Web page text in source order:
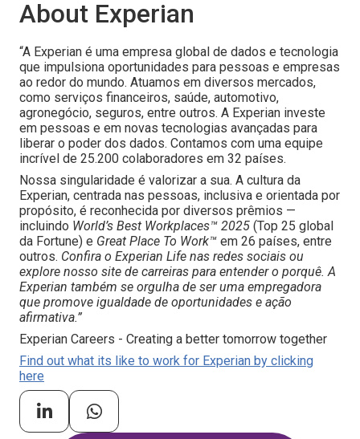
About Experian
“A Experian é uma empresa global de dados e tecnologia
que impulsiona oportunidades para pessoas e empresas
ao redor do mundo. Atuamos em diversos mercados,
como serviços financeiros, saúde, automotivo,
agronegócio, seguros, entre outros. A Experian investe
em pessoas e em novas tecnologias avançadas para
liberar o poder dos dados. Contamos com uma equipe
incrível de 25.200 colaboradores em 32 países.
Nossa singularidade é valorizar a sua. A cultura da
Experian, centrada nas pessoas, inclusiva e orientada por
propósito, é reconhecida por diversos prêmios —
incluindo World’s Best Workplaces™ 2025 (Top 25 global
da Fortune) e Great Place To Work™ em 26 países, entre
outros. Confira o Experian Life nas redes sociais ou
explore nosso site de carreiras para entender o porquê. A
Experian também se orgulha de ser uma empregadora
que promove igualdade de oportunidades e ação
afirmativa.”
Experian Careers - Creating a better tomorrow together
Find out what its like to work for Experian by clicking
here